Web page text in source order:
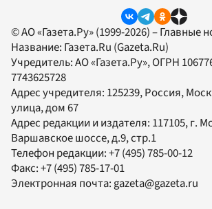
© АО «Газета.Ру» (1999-2026) – Главные
Название: Газета.Ru (Gazeta.Ru)
Учредитель:АО «Газета.Ру», ОГРН
7743625728
Адрес учредителя: 125239, Россия,
улица, дом 67
Адрес редакции и издателя: 117105, г.
Варшавское шоссе, д.9, стр.1
Телефон редакции:+7 (495) 785-00-12
Факс:+7 (495) 785-17-01
Электронная почта:gazeta@gazeta.ru